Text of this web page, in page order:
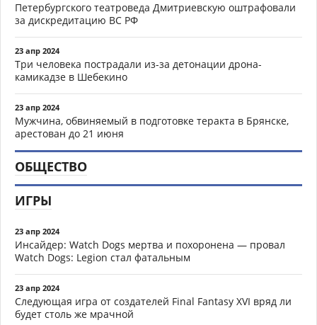
Петербургского театроведа Дмитриевскую оштрафовали
за дискредитацию ВС РФ
23 апр 2024
Три человека пострадали из-за детонации дрона-
камикадзе в Шебекино
23 апр 2024
Мужчина, обвиняемый в подготовке теракта в Брянске,
арестован до 21 июня
ОБЩЕСТВО
ИГРЫ
23 апр 2024
Инсайдер: Watch Dogs мертва и похоронена — провал
Watch Dogs: Legion стал фатальным
23 апр 2024
Следующая игра от создателей Final Fantasy XVI вряд ли
будет столь же мрачной